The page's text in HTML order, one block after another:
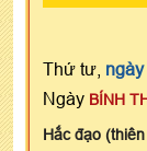
Thứ tư,
Ngày BÍNH
Hắc đạo